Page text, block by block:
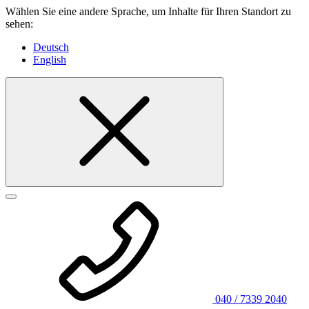
Wählen Sie eine andere Sprache, um Inhalte für Ihren Standort zu
sehen:
Deutsch
English
040 / 7339 2040